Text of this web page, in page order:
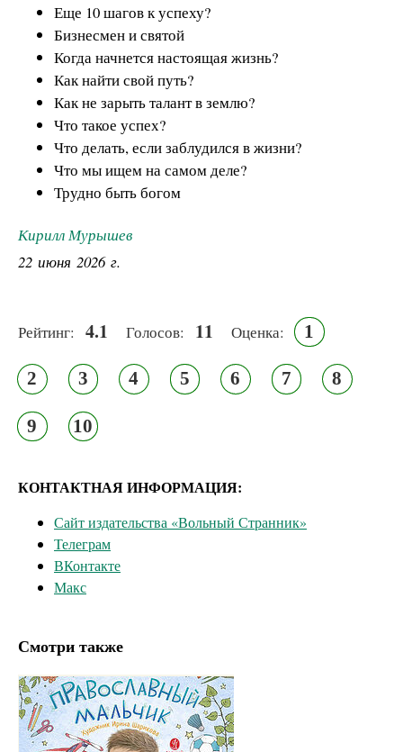
Еще 10 шагов к успеху?
Бизнесмен и святой
Когда начнется настоящая жизнь?
Как найти свой путь?
Как не зарыть талант в землю?
Что такое успех?
Что делать, если заблудился в жизни?
Что мы ищем на самом деле?
Трудно быть богом
Кирилл Мурышев
22 июня 2026 г.
Рейтинг: 4.1 Голосов: 11 Оценка: 1
2 3 4 5 6 7 8
9 10
КОНТАКТНАЯ ИНФОРМАЦИЯ:
Сайт издательства «Вольный Странник»
Телеграм
ВКонтакте
Макс
Смотри также